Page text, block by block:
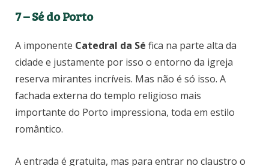
7 – Sé do Porto
A imponente Catedral da Sé fica na parte alta da
cidade e justamente por isso o entorno da igreja
reserva mirantes incríveis. Mas não é só isso. A
fachada externa do templo religioso mais
importante do Porto impressiona, toda em estilo
romântico.
A entrada é gratuita, mas para entrar no claustro o